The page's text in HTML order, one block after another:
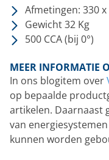
Afmetingen: 330
Gewicht 32 Kg
500 CCA (bij 0°)
MEER INFORMATIE
In ons blogitem over
op bepaalde
artikelen. Daarnaast
van
kunnen worden